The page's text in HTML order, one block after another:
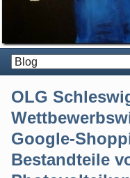
OLG
Google-
Bestandteile